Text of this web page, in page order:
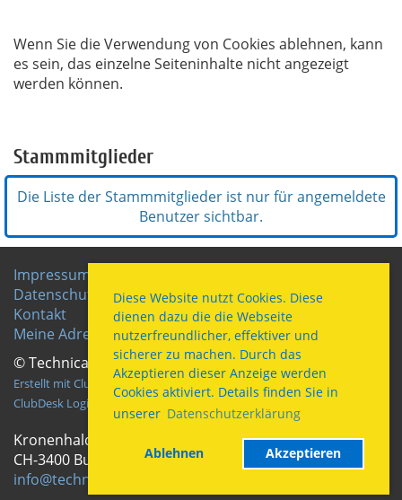
Diese Website nutzt Cookies. Diese
dienen dazu die die Webseite
nutzerfreundlicher, effektiver und
sicherer zu machen. Durch das
Akzeptieren dieser Anzeige werden
Cookies aktiviert. Details finden Sie in
unserer Datenschutzerklärung
Ablehnen Akzeptieren
Wenn Sie die Verwendung von Cookies ablehnen, kann
es sein, das einzelne Seiteninhalte nicht angezeigt
werden können.
Stammmitglieder
Die Liste der Stammmitglieder ist nur für angemeldete
Benutzer sichtbar.
Impressum
Datenschutz
Kontakt
Meine Adresse hat geändert
© Technica Bernensis Burgdorf
Erstellt mit ClubDesk Vereinssoftware
ClubDesk Login
Kronenhalde 6
CH-3400 Burgdorf
info@technicabernensis.ch